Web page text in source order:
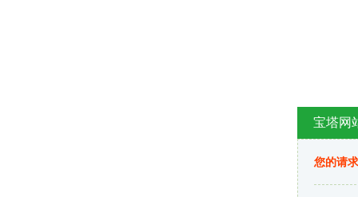
宝塔网
您的请